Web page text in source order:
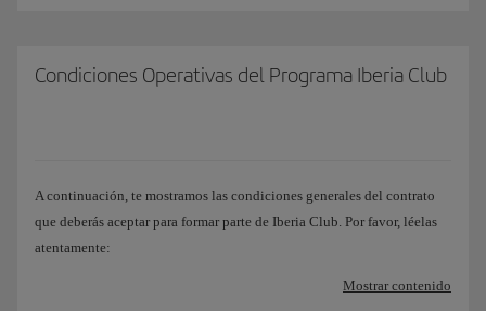
Condiciones Operativas del Programa Iberia Club
A continuación, te mostramos las condiciones generales del contrato
que deberás aceptar para formar parte de Iberia Club. Por favor, léelas
atentamente:
Mostrar contenido